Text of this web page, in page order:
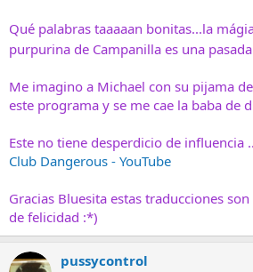
Qué palabras taaaaan bonitas...la
purpurina de Campanilla es una pasada
Me imagino a Michael con su pijama
este programa y se me cae la baba de
Este no tiene desperdicio de influencia
Club Dangerous - YouTube
Gracias Bluesita estas traducciones
de felicidad :*)
pussycontrol